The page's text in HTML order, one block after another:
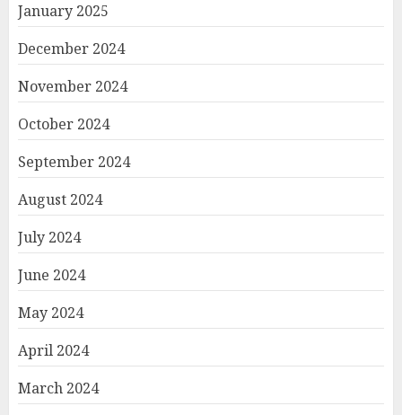
January 2025
December 2024
November 2024
October 2024
September 2024
August 2024
July 2024
June 2024
May 2024
April 2024
March 2024